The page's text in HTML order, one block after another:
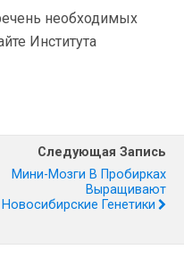
необходимых
Института
Следующая Запись
Мини-Мозги В Пробирках
Выращивают
Новосибирские Генетики